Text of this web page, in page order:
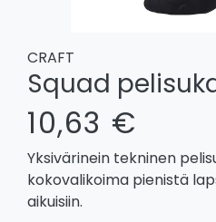
CRAFT
Squad
10,63 €
Yksivärinein tekninen
kokovalikoima pienistä
aikuisiin.